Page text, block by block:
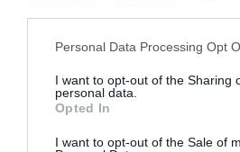
Personal Data Processing Opt
I want to opt-out of the Sharing
personal data.
Opted In
I want to opt-out of the Sale of
hålslev, lägg på ett fat och täck
Droppa ner fisken i tomatsåsen
i ca 10-12 min, ta varsamt upp